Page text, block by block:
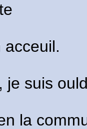
acceuil.
je suis
la